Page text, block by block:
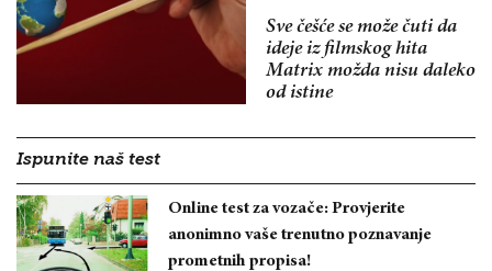
Sve češće se može čuti da
ideje iz filmskog hita
Matrix možda nisu daleko
od istine
Ispunite naš test
Online test za vozače: Provjerite
anonimno vaše trenutno poznavanje
prometnih propisa!